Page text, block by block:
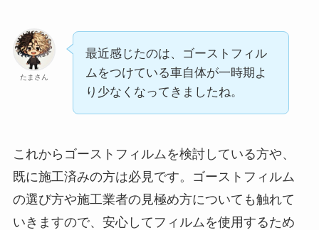
たまさん
最近感じたのは、ゴーストフィル
ムをつけている車自体が一時期よ
り少なくなってきましたね。
これからゴーストフィルムを検討している方や、
既に施工済みの方は必見です。ゴーストフィルム
の選び方や施工業者の見極め方についても触れて
いきますので、安心してフィルムを使用するため